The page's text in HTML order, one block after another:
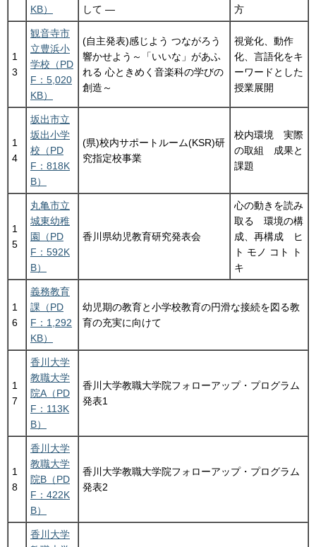
KB）
して ―
方
1
3
観音寺市
立豊浜小
学校（PD
F：5,020
KB）
(自主発表)感じよう つながろう
響かせよう～「いいな」があふ
れる 心ときめく音楽科の学びの
創造～
視覚化、動作
化、言語化をキ
ーワードとした
授業展開
1
4
坂出市立
坂出小学
校（PD
F：818K
B）
(県)校内サポートルーム(KSR)研
究指定校事業
校内環境 実際
の取組 成果と
課題
1
5
丸亀市立
城東幼稚
園（PD
F：592K
B）
香川県幼児教育研究発表会
心の動きを読み
取る 環境の構
成、再構成 ヒ
ト モノ コト ト
キ
1
6
義務教育
課（PD
F：1,292
KB）
幼児期の教育と小学校教育の円滑な接続を図る教
育の充実に向けて
1
7
香川大学
教職大学
院A（PD
F：113K
B）
香川大学教職大学院フォローアップ・プログラム
発表1
1
8
香川大学
教職大学
院B（PD
F：422K
B）
香川大学教職大学院フォローアップ・プログラム
発表2
香川大学